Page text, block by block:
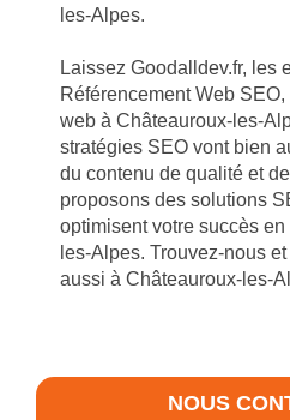
les-Alpes.
Laissez Goodalldev.fr, les
Référencement Web
web à Châteauroux-les-
stratégies SEO vont bien
du contenu de qualité et
proposons des solutions
optimisent votre succès
les-Alpes. Trouvez-nous
aussi à Châteauroux-les-
NOUS